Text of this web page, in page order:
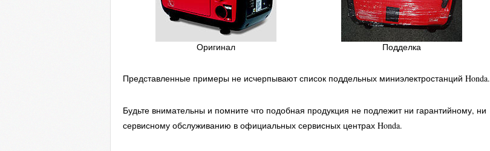
Оригинал Подделка
Представленные примеры не исчерпывают список поддельных миниэлектростанций Honda.
Будьте внимательны и помните что подобная продукция не подлежит ни гарантийному, ни
сервисному обслуживанию в официальных сервисных центрах Honda.